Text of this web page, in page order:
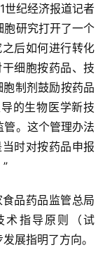
世纪经济报道记者
胞研究打开了一个
后如何进行转化
细胞按药品、技
胞制剂鼓励按药品
的生物医学新技
。这个管理办法
时对按药品申报
品药品监管总局
术指导原则（试
展指明了方向。